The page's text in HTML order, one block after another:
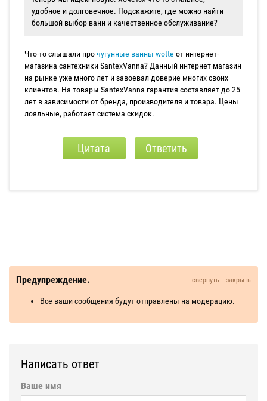
удобное и долговечное. Подскажите, где можно найти
большой выбор ванн и качественное обслуживание?
Что-то слышали прочугунные ванны wotte от интернет-
магазина сантехники SantexVanna? Данный интернет-магазин
на рынке уже много лет и завоевал доверие многих своих
клиентов. На товары SantexVanna гарантия составляет до 25
лет в зависимости от бренда, производителя и товара. Цены
лояльные, работает система скидок.
Цитата Ответить
Предупреждение. свернуть закрыть
Все ваши сообщения будут отправлены на модерацию.
Написать ответ
Ваше имя